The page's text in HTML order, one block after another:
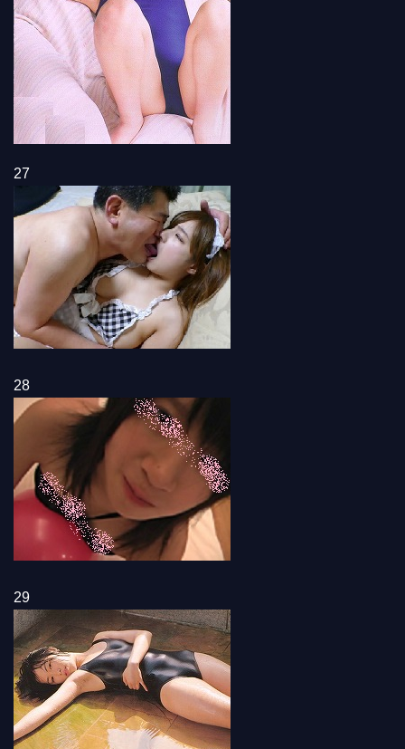
27
28
29